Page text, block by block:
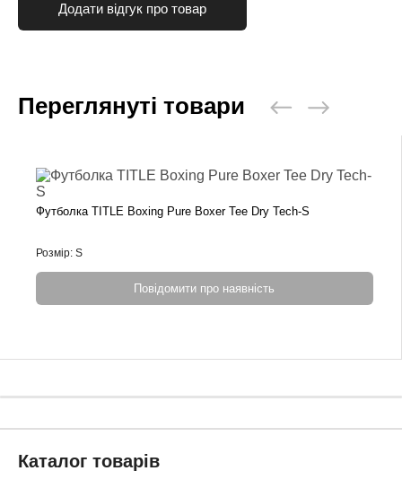
Додати відгук про товар
Переглянуті товари
Футболка TITLE Boxing Pure Boxer Tee Dry Tech-S
Розмір: S
Повідомити про наявність
Каталог товарів